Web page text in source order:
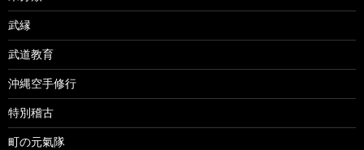
武縁
武道教育
沖縄空手修行
特別稽古
町の元氣隊